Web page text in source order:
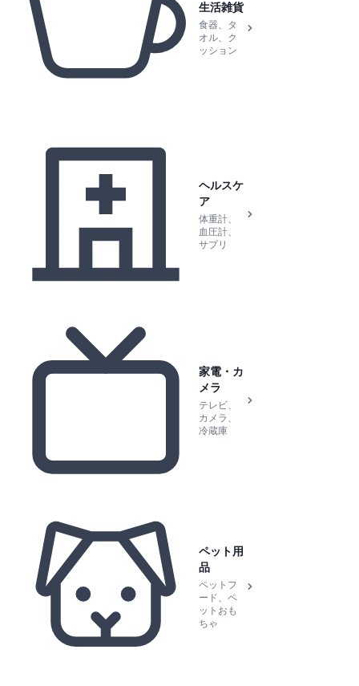
生活雑貨
食器、タ
オル、ク
ッション
ヘルスケ
ア
体重計、
血圧計、
サプリ
家電・カ
メラ
テレビ、
カメラ、
冷蔵庫
ペット用
品
ペットフ
ード、ペ
ットおも
ちゃ